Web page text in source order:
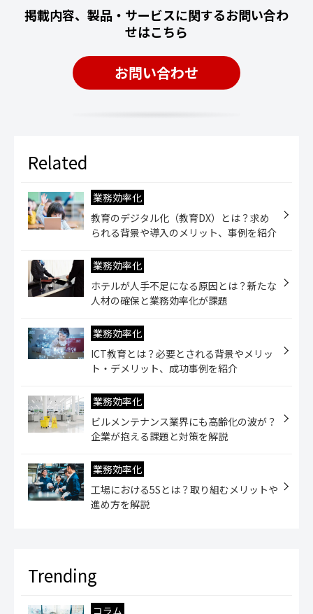
掲載内容、製品・サービスに関するお問い合わ
せはこちら
お問い合わせ
業務効率化
教育のデジタル化（教育DX）とは？求め
られる背景や導入のメリット、事例を紹介
業務効率化
ホテルが人手不足になる原因とは？新たな
人材の確保と業務効率化が課題
業務効率化
ICT教育とは？必要とされる背景やメリッ
ト・デメリット、成功事例を紹介
業務効率化
ビルメンテナンス業界にも高齢化の波が？
企業が抱える課題と対策を解説
業務効率化
工場における5Sとは？取り組むメリットや
進め方を解説
コラム